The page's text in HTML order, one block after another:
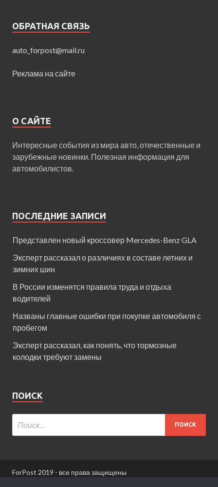
ОБРАТНАЯ СВЯЗЬ
auto_forpost@mail.ru
Реклама на сайте
О САЙТЕ
Интересные события из мира авто, отечественные и
зарубежные новинки. Полезная информация для
автомобилистов.
ПОСЛЕДНИЕ ЗАПИСИ
Представлен новый кроссовер Mercedes-Benz GLA
Эксперт рассказал о различиях в составе летних и
зимних шин
В России изменятся правила труда и отдыха
водителей
Названы главные ошибки при покупке автомобиля с
пробегом
Эксперт рассказал, как понять, что тормозные
колодки требуют замены
ПОИСК
ForPost 2019 - все права защищены